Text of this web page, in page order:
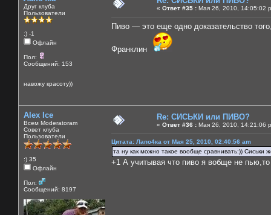
Друг клуба
Пользователи
:) -1
Офлайн
Пол:
Сообщений: 153
навожу красоту))
« Ответ #35 : Мая 26, 2010, 14:05:02
Пиво — это еще одно доказательство
Франклин
Alex Ice
Всем Moderatoram
Совет клуба
Пользователи
:) 35
Офлайн
Пол:
Сообщений: 8197
Re: СИСЬКИ или ПИВО?
« Ответ #36 : Мая 26, 2010, 14:21:06
Цитата: Лапо4ка от Мая 25, 2010, 02:40:56 am
та ну как можно такое вообще сравнивать:)) Сиськи
+1 А учитывая что пиво я вобще не